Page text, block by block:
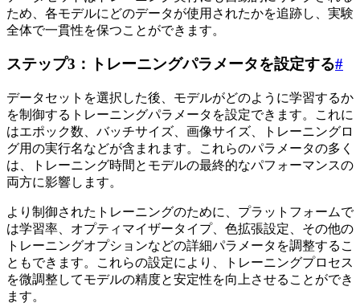
ため、各モデルにどのデータが使用されたかを追跡し、実験
全体で一貫性を保つことができます。
ステップ3：トレーニングパラメータを設定する#
データセットを選択した後、モデルがどのように学習するか
を制御するトレーニングパラメータを設定できます。これに
はエポック数、バッチサイズ、画像サイズ、トレーニングロ
グ用の実行名などが含まれます。これらのパラメータの多く
は、トレーニング時間とモデルの最終的なパフォーマンスの
両方に影響します。
より制御されたトレーニングのために、プラットフォームで
は学習率、オプティマイザータイプ、色拡張設定、その他の
トレーニングオプションなどの詳細パラメータを調整するこ
ともできます。これらの設定により、トレーニングプロセス
を微調整してモデルの精度と安定性を向上させることができ
ます。